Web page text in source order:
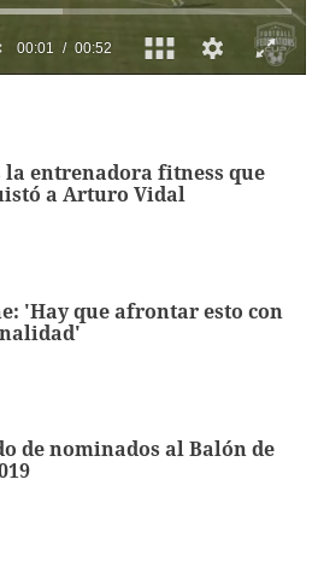
la entrenadora fitness que
a Arturo Vidal
'Hay que afrontar esto con
de nominados al Balón de